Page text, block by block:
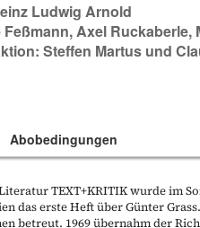
Ludwig Arnold
Feßmann,Axel Ruckaberle,
Steffen Martus und
TEXT+KRITIK wurde im
das erste Heft über Günter
betreut. 1969 übernahm der
Abobedingungen